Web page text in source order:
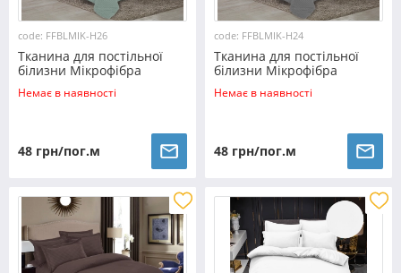
code: FFBLMIK-H26
Тканина для постільної
білизни Мікрофібра
FFBLMIK-H26 (100м)
Немає в наявності
48 грн/пог.м
code: FFBLMIK-H24
Тканина для постільної
білизни Мікрофібра
FFBLMIK-H24 (100м)
Немає в наявності
48 грн/пог.м